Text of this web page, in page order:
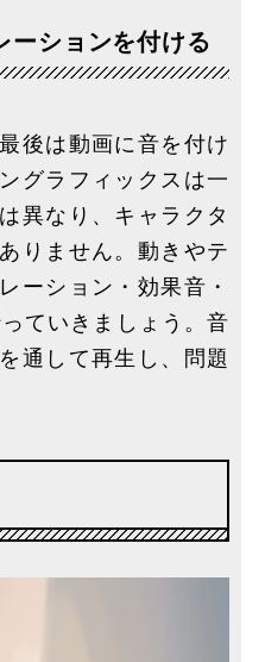
ーションを付ける
後は動画に音を付け
グラフィックスは一
異なり、キャラクタ
りません。動きやテ
ーション・効果音・
ていきましょう。音
通して再生し、問題